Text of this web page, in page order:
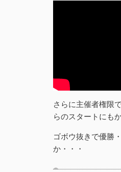
さらに主催者権限
らのスタートにも
ゴボウ抜きで優勝
か・・・